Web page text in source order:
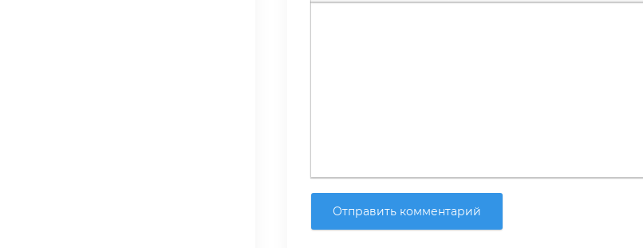
Полужирный
КурсивПодчеркнутый
ЗачеркнутыйВыравнивание
Нумерованный список
Маркированный
Вставить
Отправить комментарий